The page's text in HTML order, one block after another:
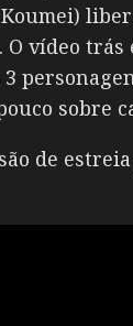
vídeo trás
3
sobre
de